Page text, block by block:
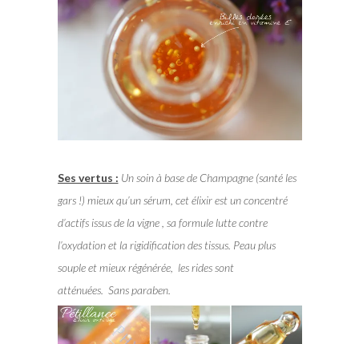
Ses vertus : Un soin à base de Champagne (santé les
gars !) mieux qu’un sérum, cet élixir est un concentré
d’actifs issus de la vigne , sa formule lutte contre
l’oxydation et la rigidification des tissus. Peau plus
souple et mieux régénérée, les rides sont
atténuées. Sans paraben.